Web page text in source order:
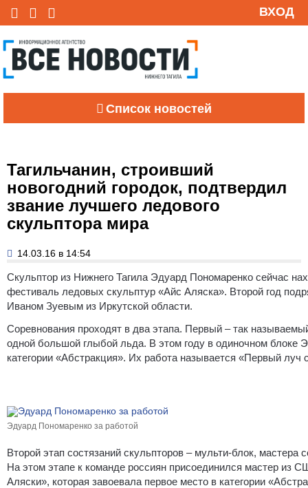
ВХОД
Список новостей
Тагильчанин, строивший
новогодний городок, подтвердил
звание лучшего ледового
скульптора мира
14.03.16 в 14:54
Скульптор из Нижнего Тагила Эдуард Пономаренко сейчас
фестиваль ледовых скульптур «Айс Аляска». Второй год
Иваном Зуевым из Иркутской области.
Соревнования проходят в два этапа. Первый – так
одной большой глыбой льда. В этом году в одиночном блоке
категории «Абстракция». Их работа называется «Первый луч
Эдуард Пономаренко за работой
Второй этап состязаний скульпторов – мульти-блок,
На этом этапе к команде россиян присоединился мастер из
Аляски», которая завоевала первое место в категории